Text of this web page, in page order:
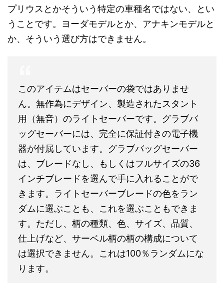
プリウスとかそういう特定の車種名ではない、とい
うことです。ヨーダモデルとか、アナキンモデルと
か、そういう選び方はできません。
このアイテムはセーバーの袋ではありませ
ん。無作為にデザイン、製造されたスタント
用（無音）のライトセーバーです。グラブバ
ッグセーバーには、完全に保証付きの電子機
器が付属しています。グラブバッグセーバー
は、ブレードなし、もしくはフルサイズの36
インチブレードを選んで手に入れることがで
きます。ライトセーバーブレードの色をラン
ダムに選ぶことも、これを選ぶこともできま
す。ただし、柄の種類、色、サイズ、品質、
仕上げなど、サーベル柄の柄の構成について
は選択できません。これは100％ランダムにな
ります。